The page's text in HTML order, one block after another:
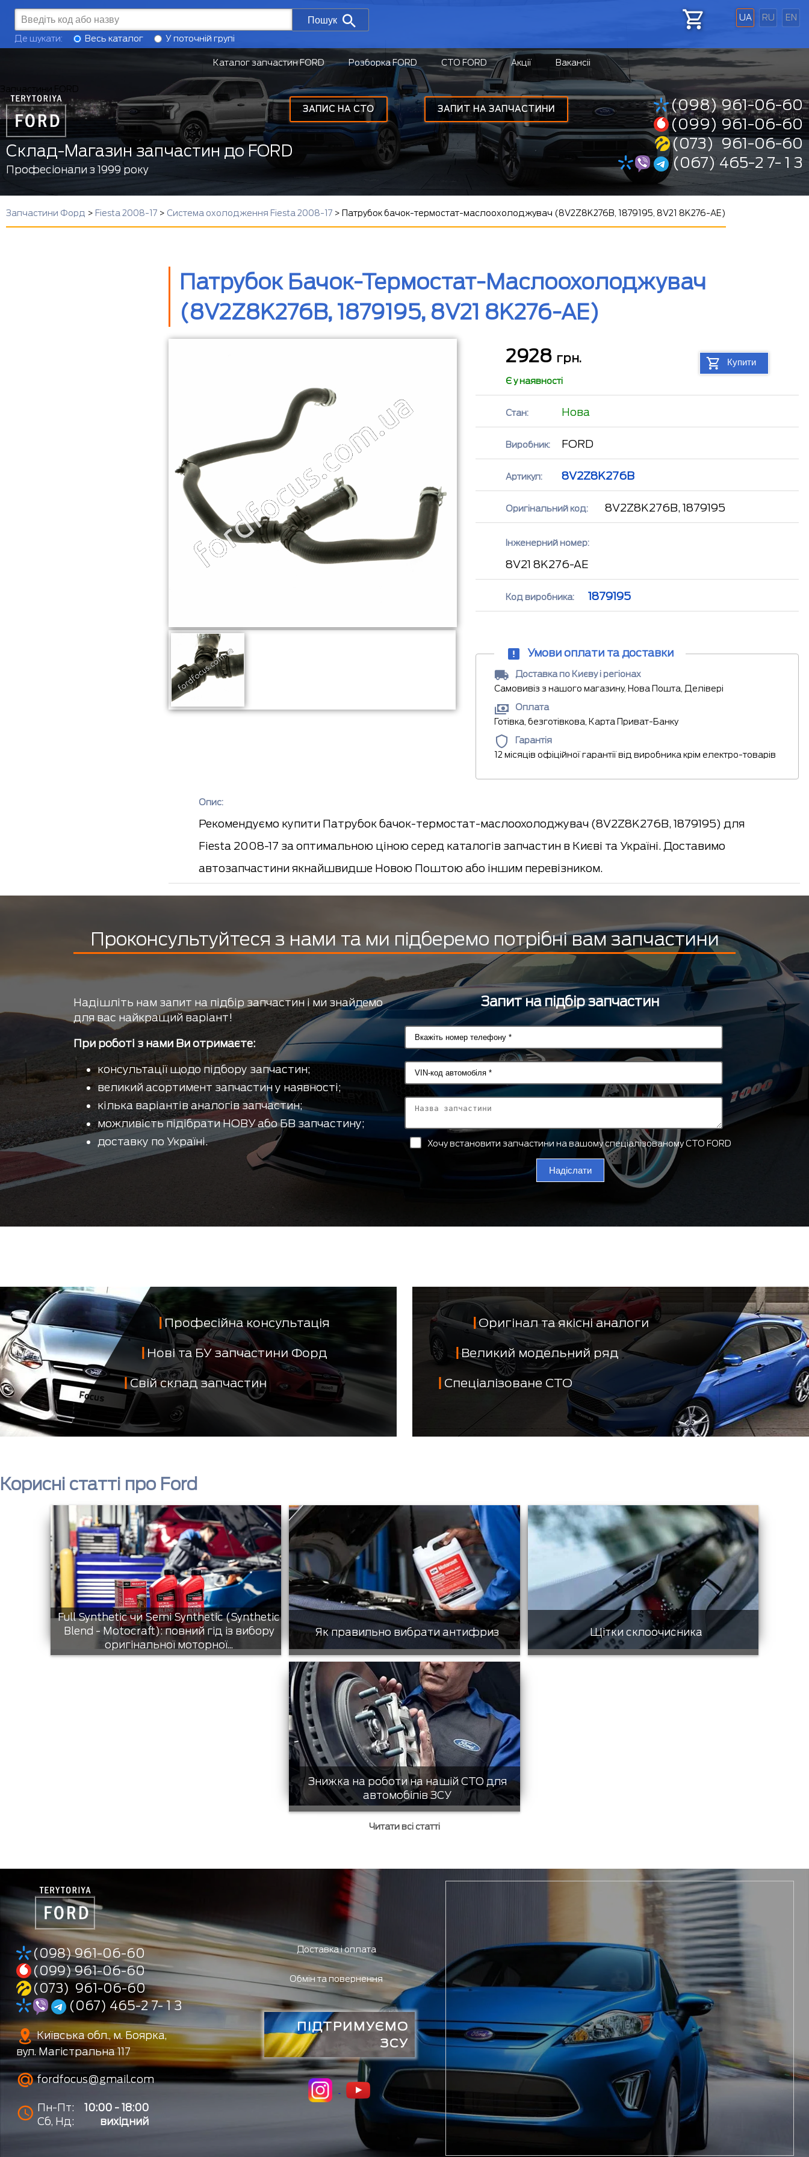
UA RU EN
ЗАПИТ НА ЗАПЧАСТИНИ
ЗАПИС НА СТО
Пошук
Де шукати: Весь каталог У поточній групі
Каталог запчастин FORD Розборка FORD СТО FORD Акції Вакансіі
Склад-Магазин запчастин до FORD
Професіонали з 1999 року
(098) 961-06-60
(099) 961-06-60
(073) 961-06-60
(067) 465-2 7- 1 3
Запчастини Форд > Fiesta 2008-17 > Система охолодження Fiesta 2008-17 > Патрубок бачок-термостат-маслоохолоджувач (8V2Z8K276B, 1879195, 8V21 8K276-AE)
Патрубок Бачок-Термостат-Маслоохолоджувач
(8V2Z8K276B, 1879195, 8V21 8K276-AE)
2928 грн. Купити
Є у наявності
Стан: Нова
Виробник: FORD
Артикул: 8V2Z8K276B
Оригінальний код: 8V2Z8K276B, 1879195
Інженерний номер:
8V21 8K276-AE
Код виробника: 1879195
Умови оплати та доставки
Доставка по Києву і регіонах
Самовивіз з нашого магазину, Нова Пошта, Делівері
Оплата
Готівка, безготівкова, Карта Приват-Банку
Гарантія
12 місяців офіційної гарантії від виробника крім електро-товарів
Опис:
Рекомендуємо купити Патрубок бачок-термостат-маслоохолоджувач (8V2Z8K276B, 1879195) для
Fiesta 2008-17 за оптимальною ціною серед каталогів запчастин в Києві та Україні. Доставимо
автозапчастини якнайшвидше Новою Поштою або іншим перевізником.
Проконсультуйтеся з нами та ми підберемо потрібні вам запчастини
Надішліть нам запит на підбір запчастин і ми знайдемо
для вас найкращий варіант!
При роботі з нами Ви отримаєте:
консультації щодо підбору запчастин;
великий асортимент запчастин у наявності;
кілька варіантів аналогів запчастин;
можливість підібрати НОВУ або БВ запчастину;
доставку по Україні.
Запит на підбір запчастин
Хочу встановити запчастини на вашому спеціалізованому СТО FORD
Надіслати
Професійна консультація
Нові та БУ запчастини Форд
Свій склад запчастин
Оригінал та якісні аналоги
Великий модельний ряд
Спеціалізоване СТО
Корисні статті про Ford
Full Synthetic чи Semi Synthetic (Synthetic
Blend - Motocraft): повний гід із вибору
оригінальної моторної...
Як правильно вибрати антифриз Щітки склоочисника
Знижка на роботи на нашій СТО для
автомобілів ЗСУ
Читати всі статті
(098) 961-06-60
(099) 961-06-60
(073) 961-06-60
(067) 465-2 7- 1 3
Київська обл., м. Боярка,
вул. Магістральна 117
fordfocus@gmail.com
Пн-Пт:
10:00 - 18:00
Сб, Нд:
вихідний
Доставка і оплата
Обмін та повернення
ПІДТРИМУЄМО
ЗСУ